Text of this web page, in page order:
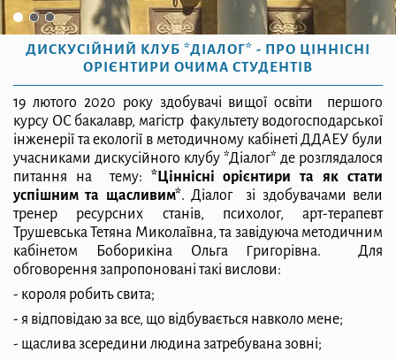
ДИСКУСІЙНИЙ КЛУБ *ДІАЛОГ* - ПРО ЦІННІСНІ
ОРІЄНТИРИ ОЧИМА СТУДЕНТІВ
19 лютого 2020 року здобувачі вищої освіти першого
курсу ОС бакалавр, магістр факультету водогосподарської
інженерії та екології в методичному кабінеті ДДАЕУ були
учасниками дискусійного клубу *Діалог* де розглядалося
питання на тему: *Ціннісні орієнтири та як стати
успішним та щасливим*. Діалог зі здобувачами вели
тренер ресурсних станів, психолог, арт-терапевт
Трушевська Тетяна Миколаївна, та завідуюча методичним
кабінетом Боборикіна Ольга Григорівна. Для
обговорення запропоновані такі вислови:
- короля робить свита;
- я відповідаю за все, що відбувається навколо мене;
- щаслива зсередини людина затребувана зовні;